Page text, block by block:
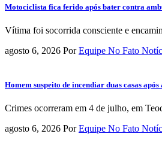
Motociclista fica ferido após bater contra
Vítima foi socorrida consciente e
agosto 6, 2026 Por Equipe No Fato
Homem suspeito de incendiar duas casas
Crimes ocorreram em 4 de julho, em
agosto 6, 2026 Por Equipe No Fato